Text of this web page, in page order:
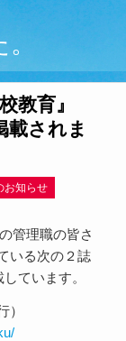
教育』
載されま
お知らせ
管理職の皆さ
いる次の２誌
ています。